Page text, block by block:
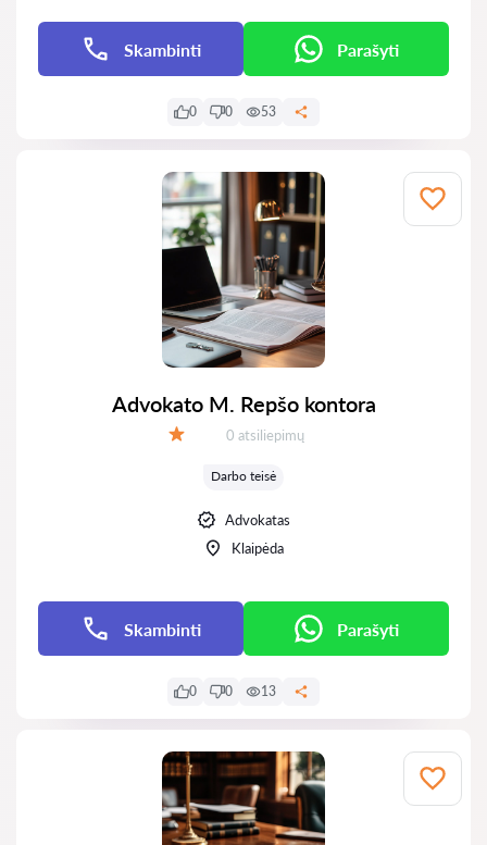
Skambinti Parašyti
0 0 53
Advokato M. Repšo kontora
Atsiliepimų:
0 atsiliepimų
Darbo teisė
Advokatas
Klaipėda
Skambinti Parašyti
0 0 13